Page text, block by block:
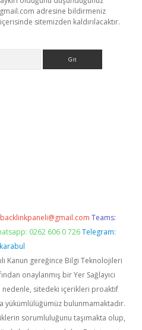
adresine bildirmeniz
sitemizden kaldırılacaktır.
backlinkpaneli@gmail.com Teams:
0262 606 0 726 Telegram:
Kanun gereğince Bilgi Teknolojileri
onaylanmış bir Yer Sağlayıcı
sitedeki içerikleri proaktif
yükümlülüğümüz bulunmamaktadır.
sorumluluğunu taşımakta olup,